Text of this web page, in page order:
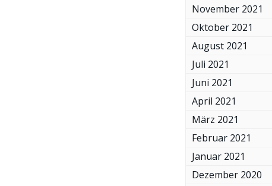
November 2021
Oktober 2021
August 2021
Juli 2021
Juni 2021
April 2021
März 2021
Februar 2021
Januar 2021
Dezember 2020